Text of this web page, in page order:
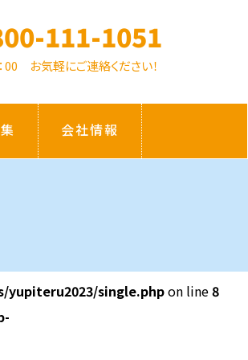
会社情報
111-1051
00 お気軽にご連絡ください！
single.phpon line8